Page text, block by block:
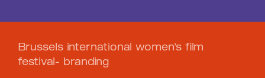
Brussels international women's film
festival- branding